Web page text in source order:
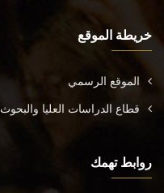
خريطة الموقع
الموقع الرسمي
قطاع الدراسات العليا والبحوث
روابط تهمك